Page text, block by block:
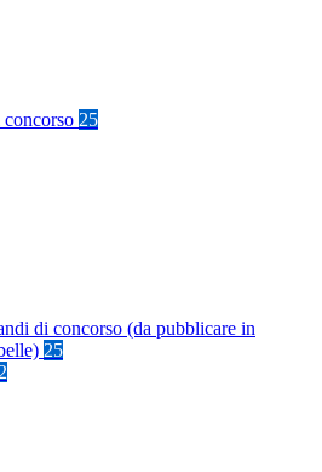
25
di concorso (da pubblicare in
25